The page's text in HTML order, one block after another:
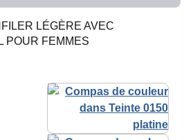
LÉGÈRE AVEC
POUR FEMMES